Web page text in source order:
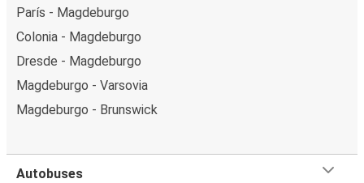
París - Magdeburgo
Colonia - Magdeburgo
Dresde - Magdeburgo
Magdeburgo - Varsovia
Magdeburgo - Brunswick
Autobuses